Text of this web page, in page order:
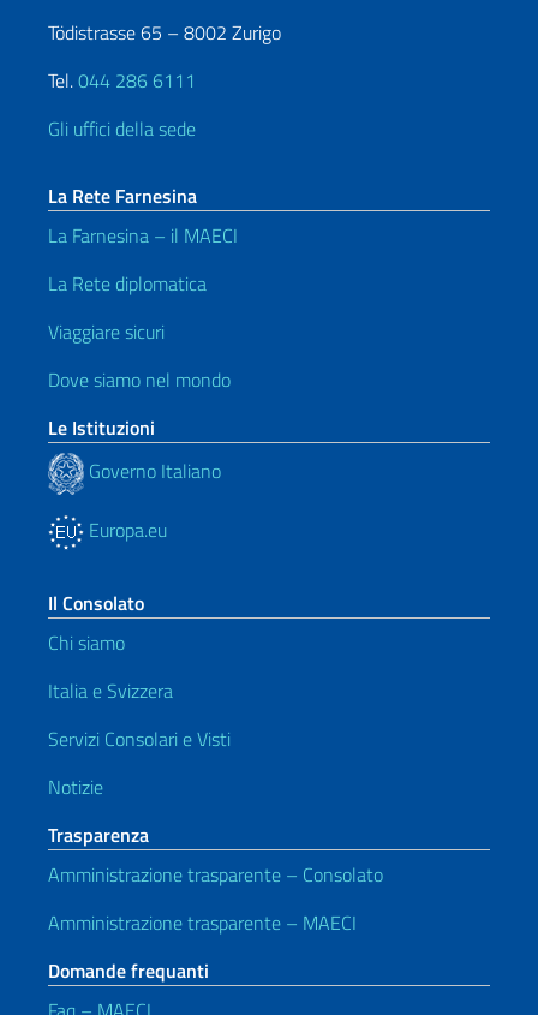
Tödistrasse 65 – 8002 Zurigo
Tel.044 286 6111
Gli uffici della sede
La Rete Farnesina
La Farnesina – il MAECI
La Rete diplomatica
Viaggiare sicuri
Dove siamo nel mondo
Le Istituzioni
Governo Italiano
Europa.eu
Il Consolato
Chi siamo
Italia e Svizzera
Servizi Consolari e Visti
Notizie
Trasparenza
Amministrazione trasparente – Consolato
Amministrazione trasparente – MAECI
Domande frequanti